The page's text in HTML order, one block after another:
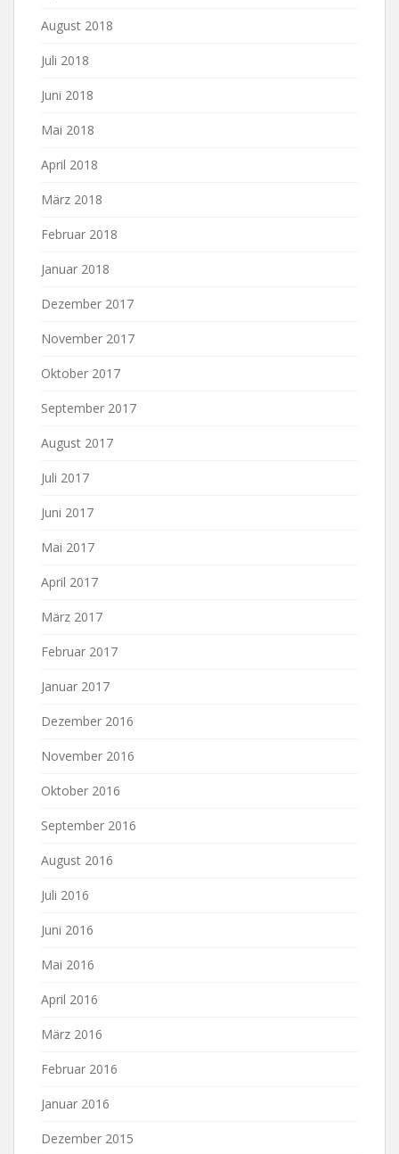
August 2018
Juli 2018
Juni 2018
Mai 2018
April 2018
März 2018
Februar 2018
Januar 2018
Dezember 2017
November 2017
Oktober 2017
September 2017
August 2017
Juli 2017
Juni 2017
Mai 2017
April 2017
März 2017
Februar 2017
Januar 2017
Dezember 2016
November 2016
Oktober 2016
September 2016
August 2016
Juli 2016
Juni 2016
Mai 2016
April 2016
März 2016
Februar 2016
Januar 2016
Dezember 2015